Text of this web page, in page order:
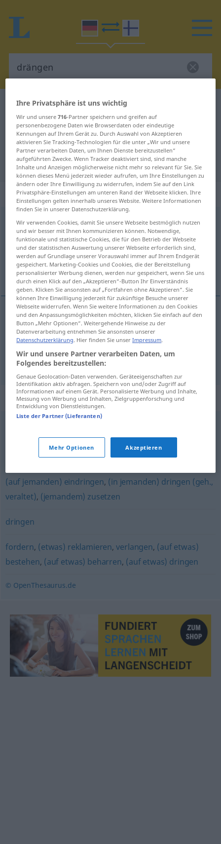
Deutsch-Finnisch Wörterbuch
Deutsch-Finnisch Übersetzung für
"drängen"
"drängen" Finnisch Übersetzung
„drängen“
drängen
Übersicht aller Übersetzungen
(Für mehr Details die Übersetzung anklicken/antippen)
tunkea, tungeksia, patistaa
tunkea,tungeksia drängen
johonkin antreiben
Synonyme für "drängen"
,schieben
(auf jemanden) eindringen, (in jemanden) dringen (geh.,
veraltet), (jemandem) zusetzen
dringen
fordern, (etwas) reklamieren,verlangen, (auf etwas)
bestehen, (auf etwas) beharren, (auf etwas) dringen
© OpenThesaurus.de
Ihre Privatsphäre ist uns wichtig
Wir und unsere716-Partner speichern und greifen auf
personenbezogene Daten wie Browserdaten oder eindeutige
Kennungen auf Ihrem Gerät zu. Durch Auswahl von Akzeptieren
aktivieren Sie Tracking-Technologien für die unter „Wir und unsere
Partner verarbeiten Daten, um Ihnen Dienste bereitzustellen“
aufgeführten Zwecke. Wenn Tracker deaktiviert sind, sind manche
Inhalte und Anzeigen möglicherweise nicht mehr so relevant für Sie. Sie
können dieses Menü jederzeit wieder aufrufen, um Ihre Einstellungen zu
ändern oder Ihre Einwilligung zu widerrufen, indem Sie auf den Link
Privatsphäre-Einstellungen am unteren Rand der Webseite klicken. Ihre
Einstellungen gelten innerhalb unseres Website. Weitere Informationen
finden Sie in unserer Datenschutzerklärung.
Wir verwenden Cookies, damit Sie unsere Webseite bestmöglich nutzen
und wir besser mit Ihnen kommunizieren können. Notwendige,
funktionale und statistische Cookies, die für den Betrieb der Webseite
und der statistischen Auswertung unserer Webseite erforderlich sind,
werden auf Grundlage unserer Vorauswahl immer auf Ihrem Endgerät
gespeichert. Marketing-Cookies und Cookies, die der Bereitstellung
personalisierter Werbung dienen, werden nur gespeichert, wenn Sie uns
durch einen Klick auf den „Akzeptieren“-Button Ihr Einverständnis
geben. Klicken Sie ansonsten auf „Fortfahren ohne Akzeptieren“. Sie
können Ihre Einwilligung jederzeit für zukünftige Besuche unserer
Webseite widerrufen. Wenn Sie weitere Informationen zu den Cookies
und den Anpassungsmöglichkeiten möchten, klicken Sie einfach auf den
Button „Mehr Optionen“. Weitergehende Hinweise zu der
Datenverarbeitung entnehmen Sie ansonsten unserer
Datenschutzerklärung. Hier finden Sie unserImpressum.
Wir und unsere Partner verarbeiten Daten, um
Folgendes bereitzustellen:
Genaue Geolocation-Daten verwenden. Geräteeigenschaften zur
Identifikation aktiv abfragen. Speichern von und/oder Zugriff auf
Informationen auf einem Gerät. Personalisierte Werbung und Inhalte,
Messung von Werbung und Inhalten, Zielgruppenforschung und
Entwicklung von Dienstleistungen.
Liste der Partner (Lieferanten)
Mehr Optionen Akzeptieren